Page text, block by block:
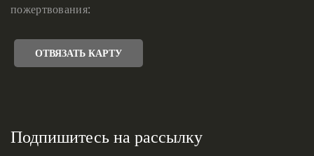
пожертвования:
ОТВЯЗАТЬ КАРТУ
Подпишитесь на рассылку